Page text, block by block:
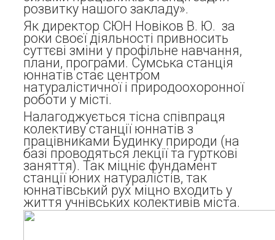
розвитку нашого закладу».
Як директор СЮН Новіков В. Ю. за
роки своєї діяльності привносить
суттєві зміни у профільне навчання,
плани, програми. Сумська станція
юннатів стає центром
натуралістичної і природоохоронної
роботи у місті.
Налагоджується тісна співпраця
колективу станції юннатів з
працівниками Будинку природи (на
базі проводяться лекції та гурткові
заняття). Так міцніє фундамент
станції юних натуралістів, так
юннатівський рух міцно входить у
життя учнівських колективів міста.